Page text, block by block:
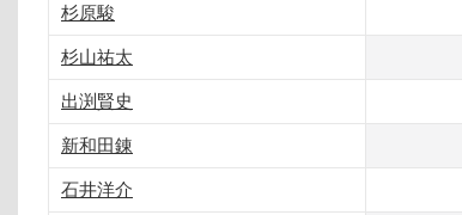
杉原駿
杉山祐太
出渕賢史
新和田錬
石井洋介